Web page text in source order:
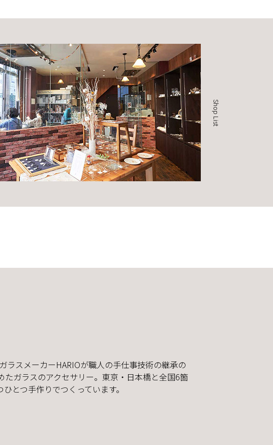
Shop List
ラスメーカーHARIOが職人の手仕事技術の継承の
たガラスのアクセサリー。東京・日本橋と全国6箇
とつ手作りでつくっています。